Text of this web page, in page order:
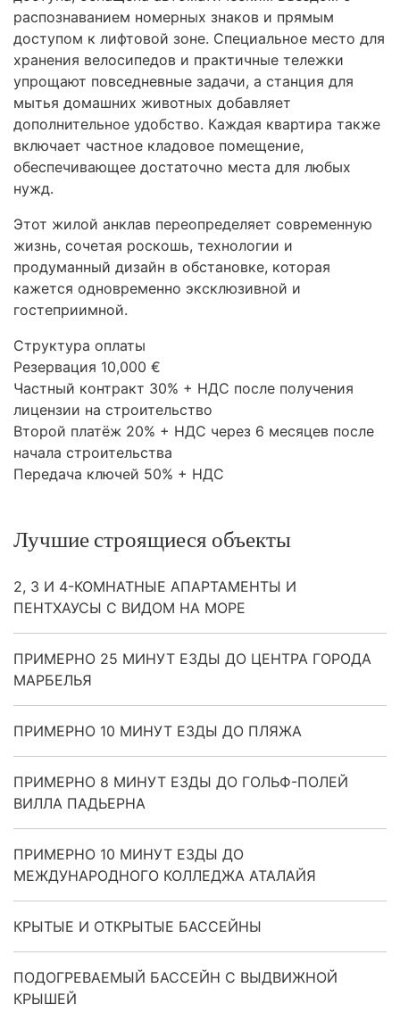
распознаванием номерных знаков и прямым
доступом к лифтовой зоне. Специальное место для
хранения велосипедов и практичные тележки
упрощают повседневные задачи, а станция для
мытья домашних животных добавляет
дополнительное удобство. Каждая квартира также
включает частное кладовое помещение,
обеспечивающее достаточно места для любых
нужд.
Этот жилой анклав переопределяет современную
жизнь, сочетая роскошь, технологии и
продуманный дизайн в обстановке, которая
кажется одновременно эксклюзивной и
гостеприимной.
Структура оплаты
Резервация 10,000 €
Частный контракт 30% + НДС после получения
лицензии на строительство
Второй платёж 20% + НДС через 6 месяцев после
начала строительства
Передача ключей 50% + НДС
Лучшие строящиеся объекты
2, 3 И 4-КОМНАТНЫЕ АПАРТАМЕНТЫ И
ПЕНТХАУСЫ С ВИДОМ НА МОРЕ
ПРИМЕРНО 25 МИНУТ ЕЗДЫ ДО ЦЕНТРА ГОРОДА
МАРБЕЛЬЯ
ПРИМЕРНО 10 МИНУТ ЕЗДЫ ДО ПЛЯЖА
ПРИМЕРНО 8 МИНУТ ЕЗДЫ ДО ГОЛЬФ-ПОЛЕЙ
ВИЛЛА ПАДЬЕРНА
ПРИМЕРНО 10 МИНУТ ЕЗДЫ ДО
МЕЖДУНАРОДНОГО КОЛЛЕДЖА АТАЛАЙЯ
КРЫТЫЕ И ОТКРЫТЫЕ БАССЕЙНЫ
ПОДОГРЕВАЕМЫЙ БАССЕЙН С ВЫДВИЖНОЙ
КРЫШЕЙ